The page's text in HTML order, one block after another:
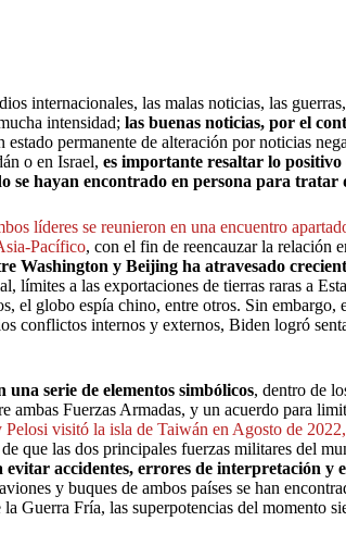
internacionales, las malas noticias, las
intensidad; las buenas noticias, por el
estado permanente de alteración por noticias
o en Israel, es importante resaltar lo
se hayan encontrado en persona para tratar
líderes se reunieron en una encuentro
Pacífico, con el fin de reencauzar la relación
Washington y Beijing ha atravesado
límites a las exportaciones de tierras raras a
el globo espía chino, entre otros. Sin embargo,
conflictos internos y externos, Biden logró
serie de elementos simbólicos, dentro de
ambas Fuerzas Armadas, y un acuerdo para
visitó la isla de Taiwán en Agosto de
que las dos principales fuerzas militares del
accidentes, errores de interpretación y
y buques de ambos países se han
la Guerra Fría, las superpotencias del momento